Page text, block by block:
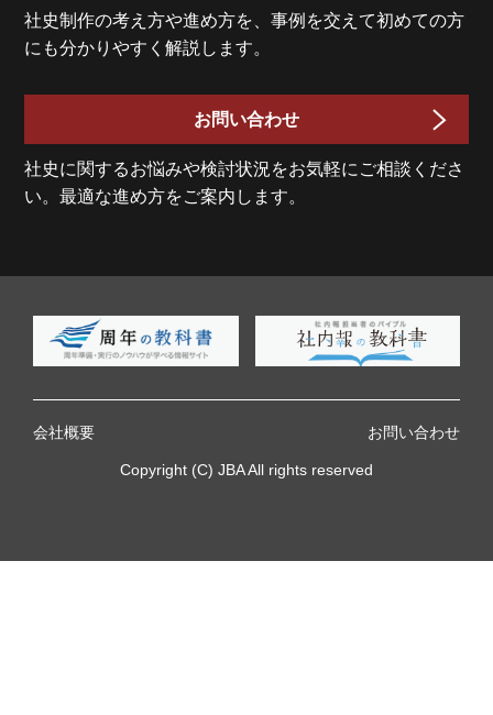
社史制作の考え方や進め方を、事例を交えて初めての方
にも分かりやすく解説します。
お問い合わせ
社史に関するお悩みや検討状況をお気軽にご相談くださ
い。最適な進め方をご案内します。
会社概要 お問い合わせ
Copyright (C) JBA All rights reserved